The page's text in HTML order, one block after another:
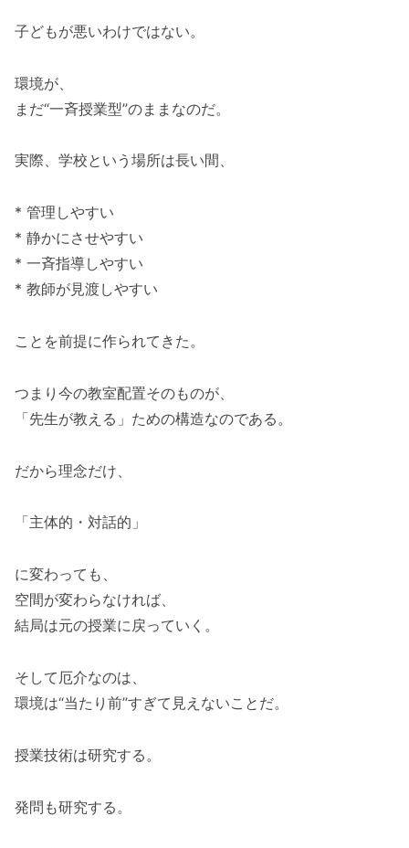
子どもが悪いわけではない。
環境が、
まだ“一斉授業型”のままなのだ。
実際、学校という場所は長い間、
* 管理しやすい
* 静かにさせやすい
* 一斉指導しやすい
* 教師が見渡しやすい
ことを前提に作られてきた。
つまり今の教室配置そのものが、
「先生が教える」ための構造なのである。
だから理念だけ、
「主体的・対話的」
に変わっても、
空間が変わらなければ、
結局は元の授業に戻っていく。
そして厄介なのは、
環境は“当たり前”すぎて見えないことだ。
授業技術は研究する。
発問も研究する。